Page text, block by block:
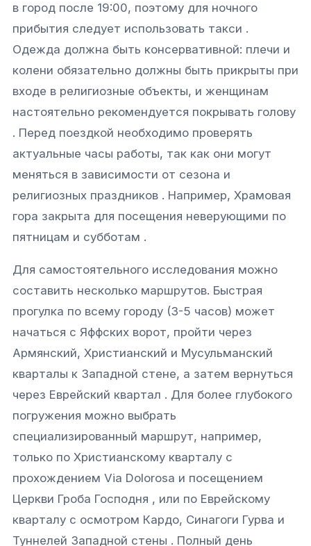
в город после 19:00, поэтому для ночного
прибытия следует использовать такси .
Одежда должна быть консервативной: плечи и
колени обязательно должны быть прикрыты при
входе в религиозные объекты, и женщинам
настоятельно рекомендуется покрывать голову
. Перед поездкой необходимо проверять
актуальные часы работы, так как они могут
меняться в зависимости от сезона и
религиозных праздников . Например, Храмовая
гора закрыта для посещения неверующими по
пятницам и субботам .
Для самостоятельного исследования можно
составить несколько маршрутов. Быстрая
прогулка по всему городу (3-5 часов) может
начаться с Яффских ворот, пройти через
Армянский, Христианский и Мусульманский
кварталы к Западной стене, а затем вернуться
через Еврейский квартал . Для более глубокого
погружения можно выбрать
специализированный маршрут, например,
только по Христианскому кварталу с
прохождением Via Dolorosa и посещением
Церкви Гроба Господня , или по Еврейскому
кварталу с осмотром Кардо, Синагоги Гурва и
Туннелей Западной стены . Полный день